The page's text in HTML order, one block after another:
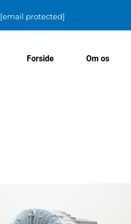
[email protected]
Forside Om os